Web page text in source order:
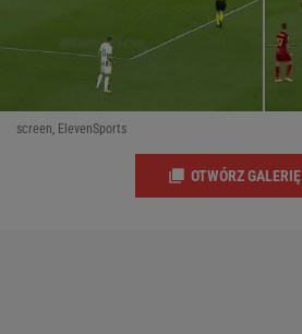
screen, ElevenSports
OTWÓRZ GALERIĘ